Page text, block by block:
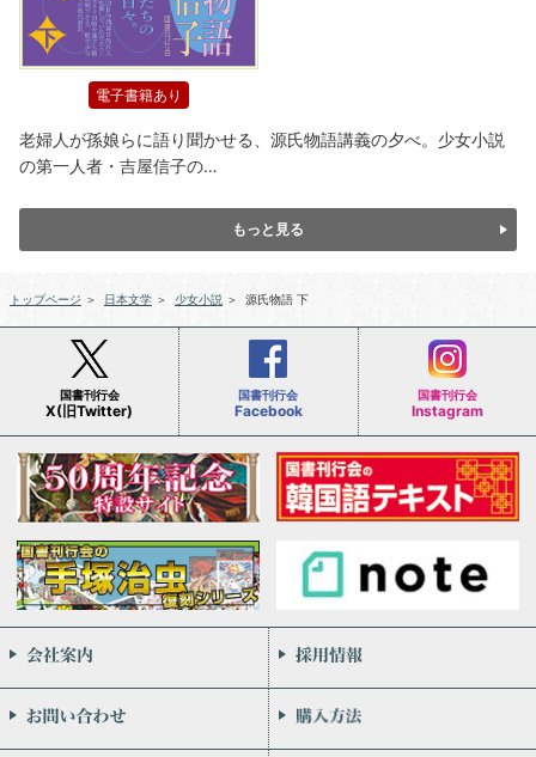
電子書籍あり
老婦人が孫娘らに語り聞かせる、源氏物語講義の夕べ。少女小説
の第一人者・吉屋信子の…
もっと見る
トップページ ＞ 日本文学 ＞ 少女小説 ＞ 源氏物語 下
国書刊行会
X(旧Twitter)
国書刊行会
Facebook
国書刊行会
Instagram
会社案内
お問い合わせ